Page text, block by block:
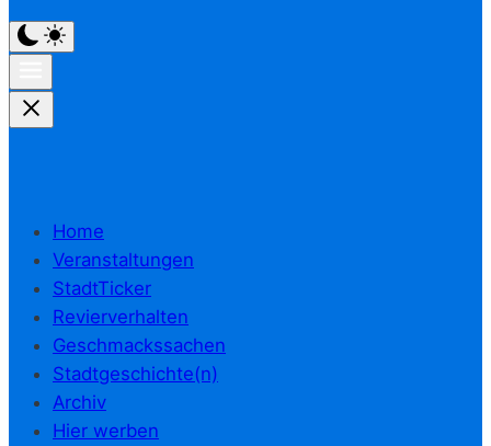
Home
Veranstaltungen
StadtTicker
Revierverhalten
Geschmackssachen
Stadtgeschichte(n)
Archiv
Hier werben